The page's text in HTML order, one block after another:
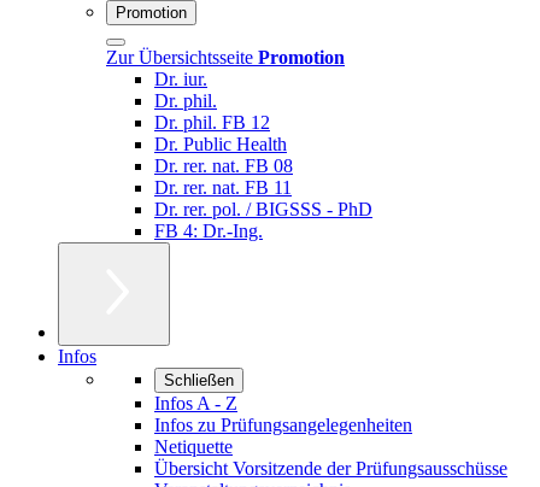
Promotion
Zur Übersichtsseite Promotion
Dr. iur.
Dr. phil.
Dr. phil. FB 12
Dr. Public Health
Dr. rer. nat. FB 08
Dr. rer. nat. FB 11
Dr. rer. pol. / BIGSSS - PhD
FB 4: Dr.-Ing.
Infos
Schließen
Infos A - Z
Infos zu Prüfungsangelegenheiten
Netiquette
Übersicht Vorsitzende der Prüfungsausschüsse